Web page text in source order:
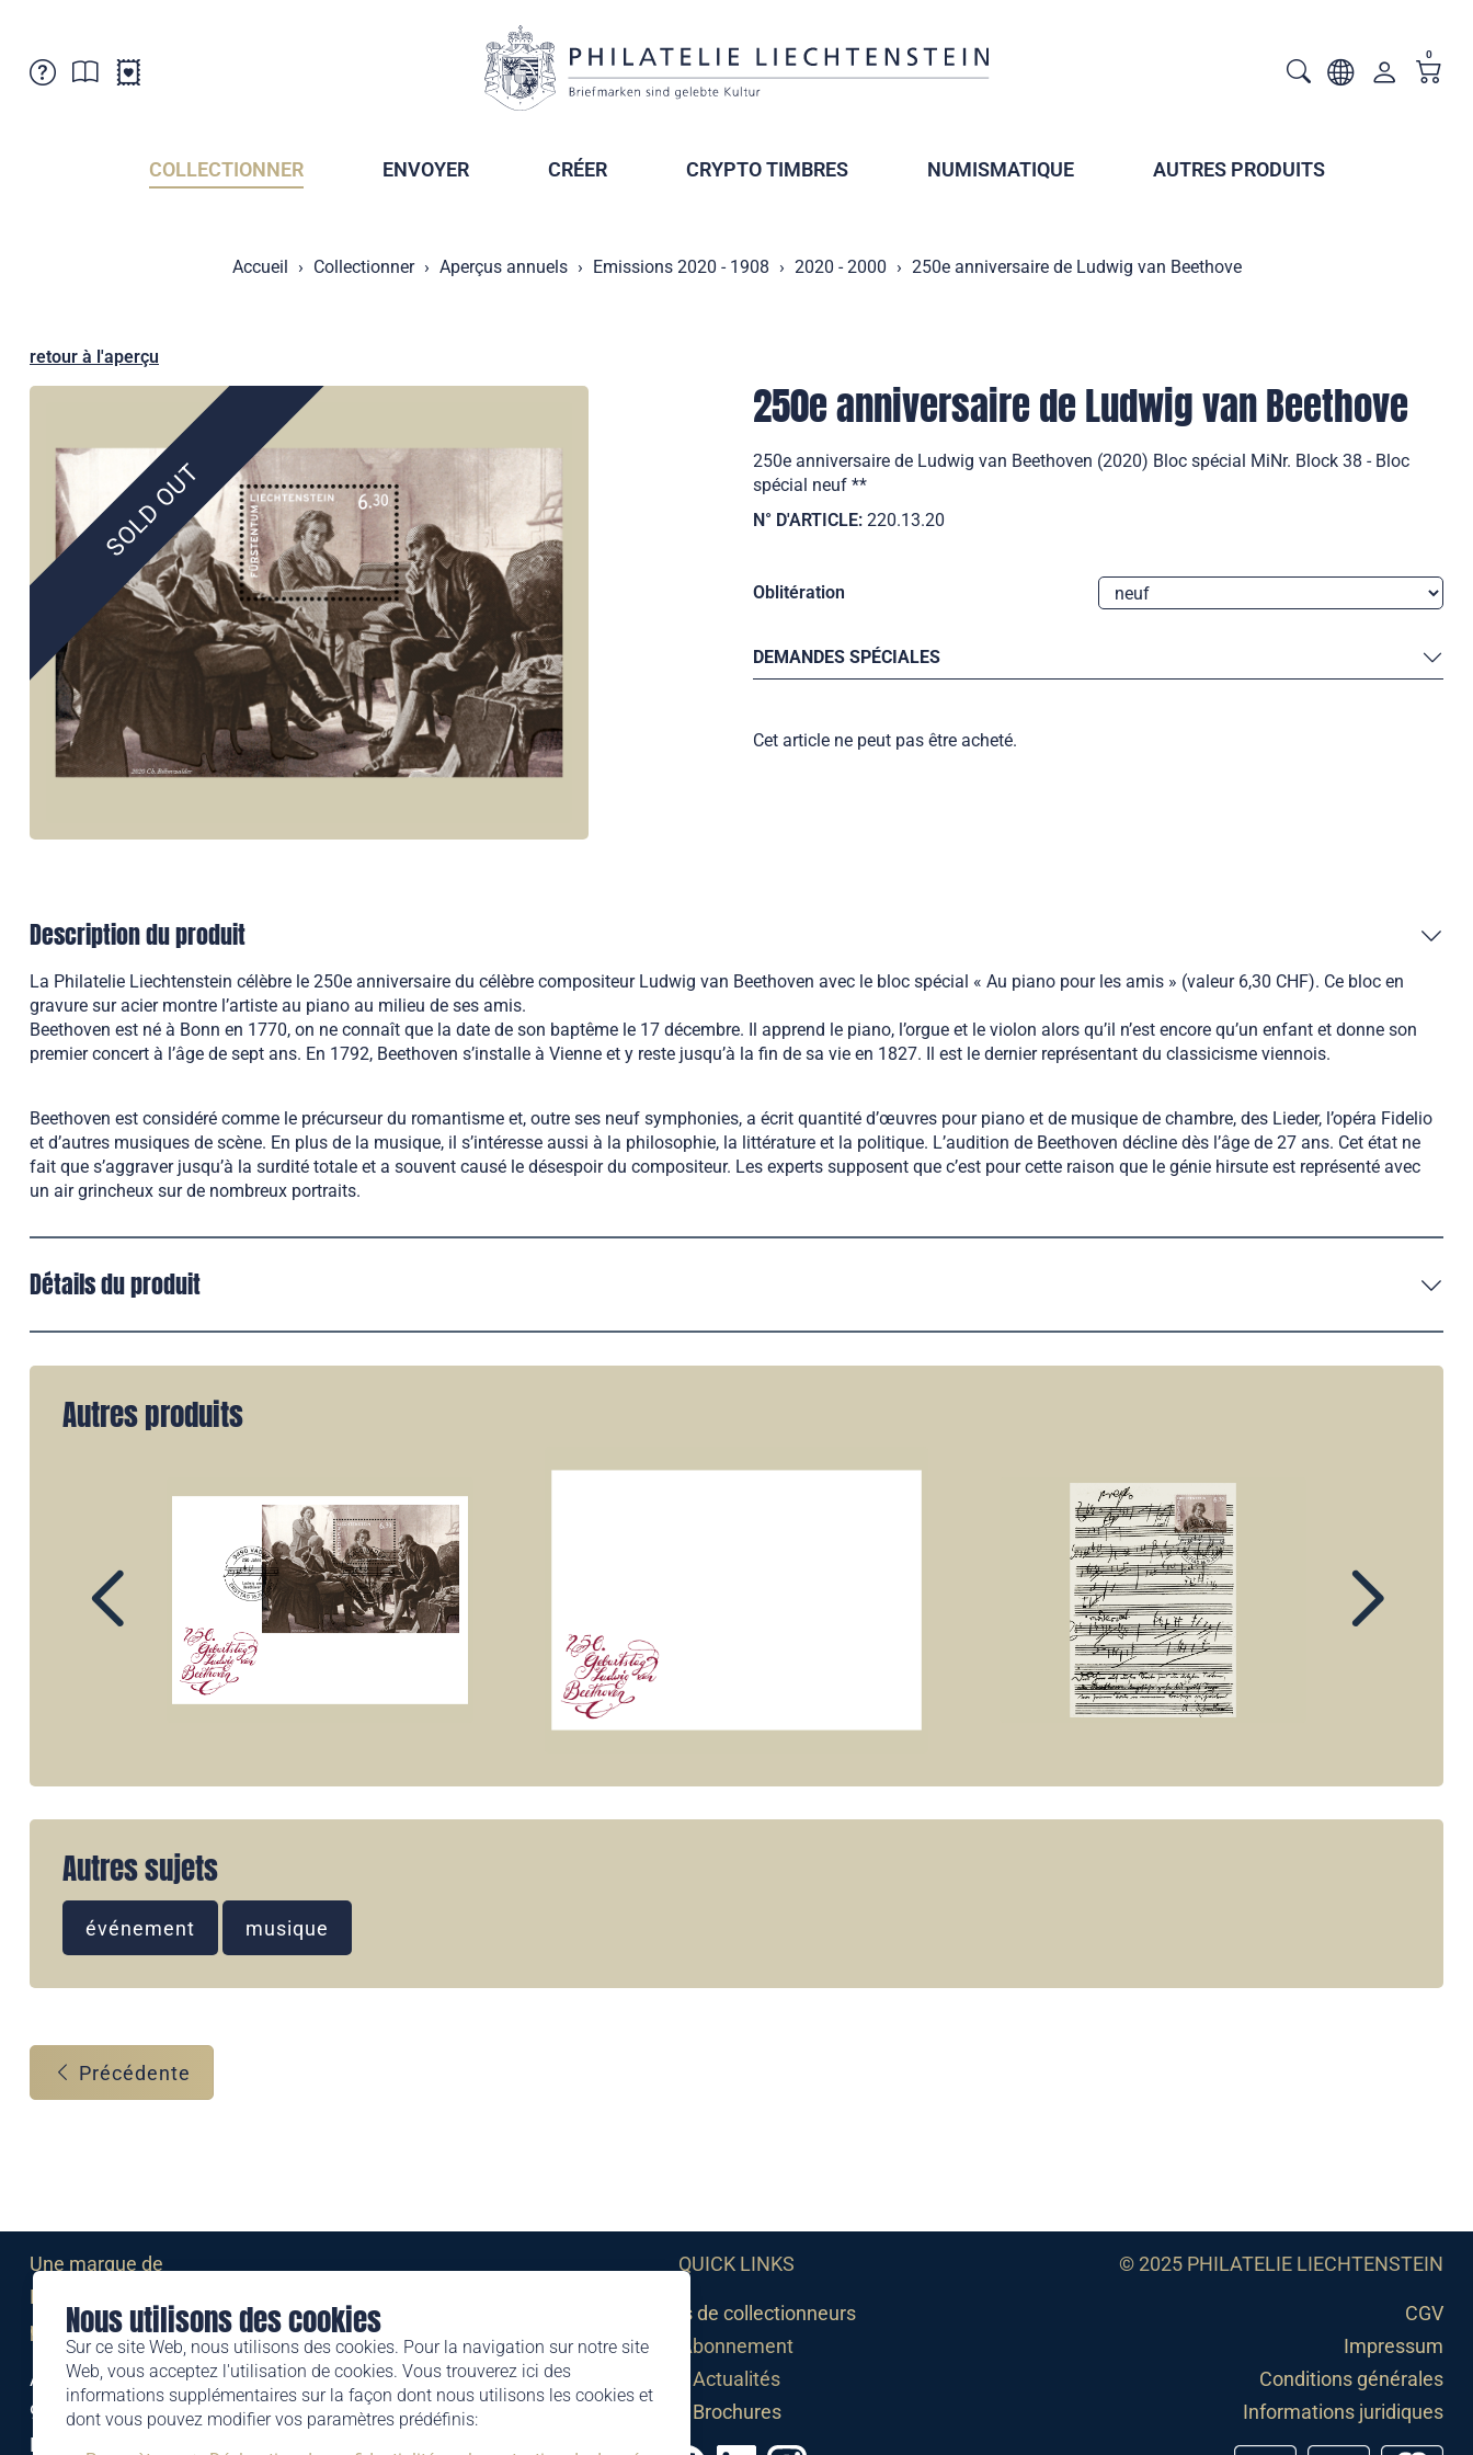
Nous utilisons des cookies
Sur ce site Web, nous utilisons des cookies. Pour la navigation sur notre site
Web, vous acceptez l'utilisation de cookies. Vous trouverez ici des
informations supplémentaires sur la façon dont nous utilisons les cookies et
dont vous pouvez modifier vos paramètres prédéfinis:
Points de vente
Sociétés de collectionneurs
Abonnement
Archives des timbrage
0
COLLECTIONNER ENVOYER CRÉER CRYPTO TIMBRES NUMISMATIQUE AUTRES PRODUITS
Accueil Collectionner Aperçus annuels Emissions 2020 - 1908 2020 - 2000 250e anniversaire de Ludwig van Beethove
retour à l'aperçu
SOLD OUT
250e anniversaire de Ludwig van Beethove
250e anniversaire de Ludwig van Beethoven (2020) Bloc spécial MiNr. Block 38 - Bloc
spécial neuf **
N° D'ARTICLE: 220.13.20
Oblitération
DEMANDES SPÉCIALES
Cet article ne peut pas être acheté.
Description du produit
La Philatelie Liechtenstein célèbre le 250e anniversaire du célèbre compositeur Ludwig van Beethoven avec le bloc spécial « Au piano pour les amis » (valeur 6,30 CHF). Ce bloc en
gravure sur acier montre l’artiste au piano au milieu de ses amis.
Beethoven est né à Bonn en 1770, on ne connaît que la date de son baptême le 17 décembre. Il apprend le piano, l’orgue et le violon alors qu’il n’est encore qu’un enfant et donne son
premier concert à l’âge de sept ans. En 1792, Beethoven s’installe à Vienne et y reste jusqu’à la fin de sa vie en 1827. Il est le dernier représentant du classicisme viennois.
Beethoven est considéré comme le précurseur du romantisme et, outre ses neuf symphonies, a écrit quantité d’œuvres pour piano et de musique de chambre, des Lieder, l’opéra Fidelio
et d’autres musiques de scène. En plus de la musique, il s’intéresse aussi à la philosophie, la littérature et la politique. L’audition de Beethoven décline dès l’âge de 27 ans. Cet état ne
fait que s’aggraver jusqu’à la surdité totale et a souvent causé le désespoir du compositeur. Les experts supposent que c’est pour cette raison que le génie hirsute est représenté avec
un air grincheux sur de nombreux portraits.
Détails du produit
Autres produits
Autres sujets
événement musique
Précédente
Une marque de
Liechtensteinischen Post AG
post.li
Alte Zollstrasse 11
9494 Schaan
Liechtenstein
QUICK LINKS
Sociétés de collectionneurs
Abonnement
Actualités
Brochures
© 2025 PHILATELIE LIECHTENSTEIN
CGV
Impressum
Conditions générales
Informations juridiques